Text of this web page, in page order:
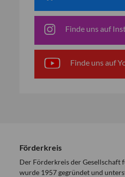
Finde uns auf
Finde uns auf
Förderkreis
Der Förderkreis der Gesellschaft
wurde 1957 gegründet und